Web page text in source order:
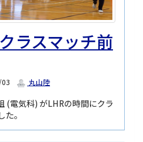
ラスマッチ前
丸山陸
(電気科) がLHRの時間にクラ
。